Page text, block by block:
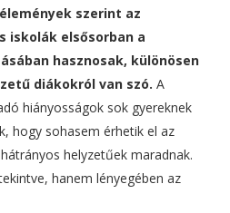
szerint az
iskolák elsősorban a
hasznosak, különösen
diákokról van szó. A
hiányosságok sok gyereknek
hogy sohasem érhetik el az
helyzetűek maradnak.
hanem lényegében az